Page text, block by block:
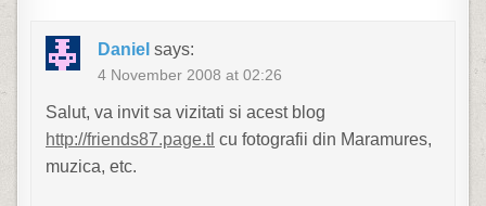
Daniel says:
4 November 2008 at 02:26
Salut, va invit sa vizitati si acest blog
http://friends87.page.tl cu fotografii din Maramures,
muzica, etc.